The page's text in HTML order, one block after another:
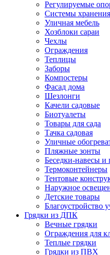
Регулируемые
Системы хранения
Уличная мебель
Хозблоки сараи
Чехлы
Ограждения
Теплицы
Заборы
Компостеры
Фасад дома
Шезлонги
Качели садовые
Биотуалеты
Товары для сада
Тачка садовая
Уличные
Пляжные зонты
Беседки-навесы и
Термоконтейнеры
Тентовые
Наружное
Детские товары
Благоустройство
Грядки из ДПК
Вечные грядки
Ограждения для
Теплые грядки
Грядки из ПВХ